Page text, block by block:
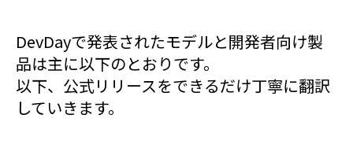
DevDayで発表されたモデルと開発者向け製
品は主に以下のとおりです。
以下、公式リリースをできるだけ丁寧に翻訳
していきます。